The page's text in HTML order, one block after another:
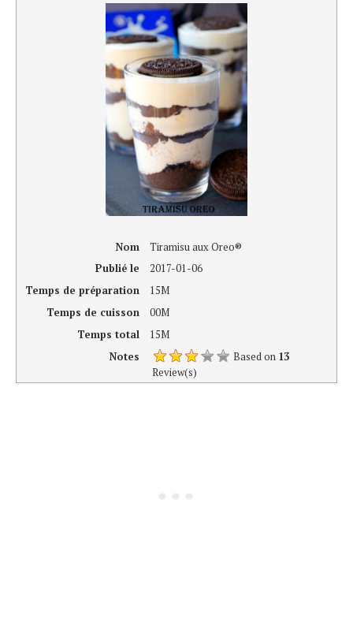
Nom
Tiramisu aux Oreo®
Publié le
2017-01-06
Temps de préparation
15M
Temps de cuisson
00M
Temps total
15M
Notes
Based on 13
Review(s)